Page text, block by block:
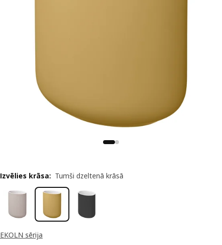
EKOLN sērija
Izvēlies krāsa: Tumši dzeltenā krāsā